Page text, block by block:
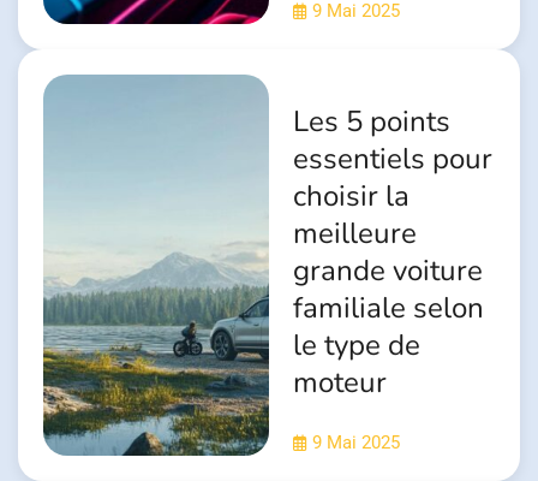
9 Mai 2025
Les 5 points
essentiels pour
choisir la
meilleure
grande voiture
familiale selon
le type de
moteur
9 Mai 2025